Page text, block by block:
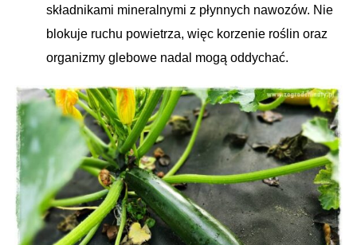
składnikami mineralnymi z płynnych nawozów. Nie
blokuje ruchu powietrza, więc korzenie roślin oraz
organizmy glebowe nadal mogą oddychać.
e
a
r
h
f
o
r